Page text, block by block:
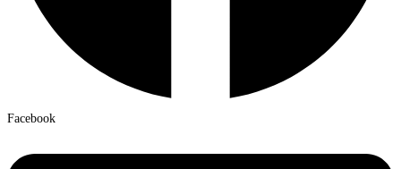
Facebook